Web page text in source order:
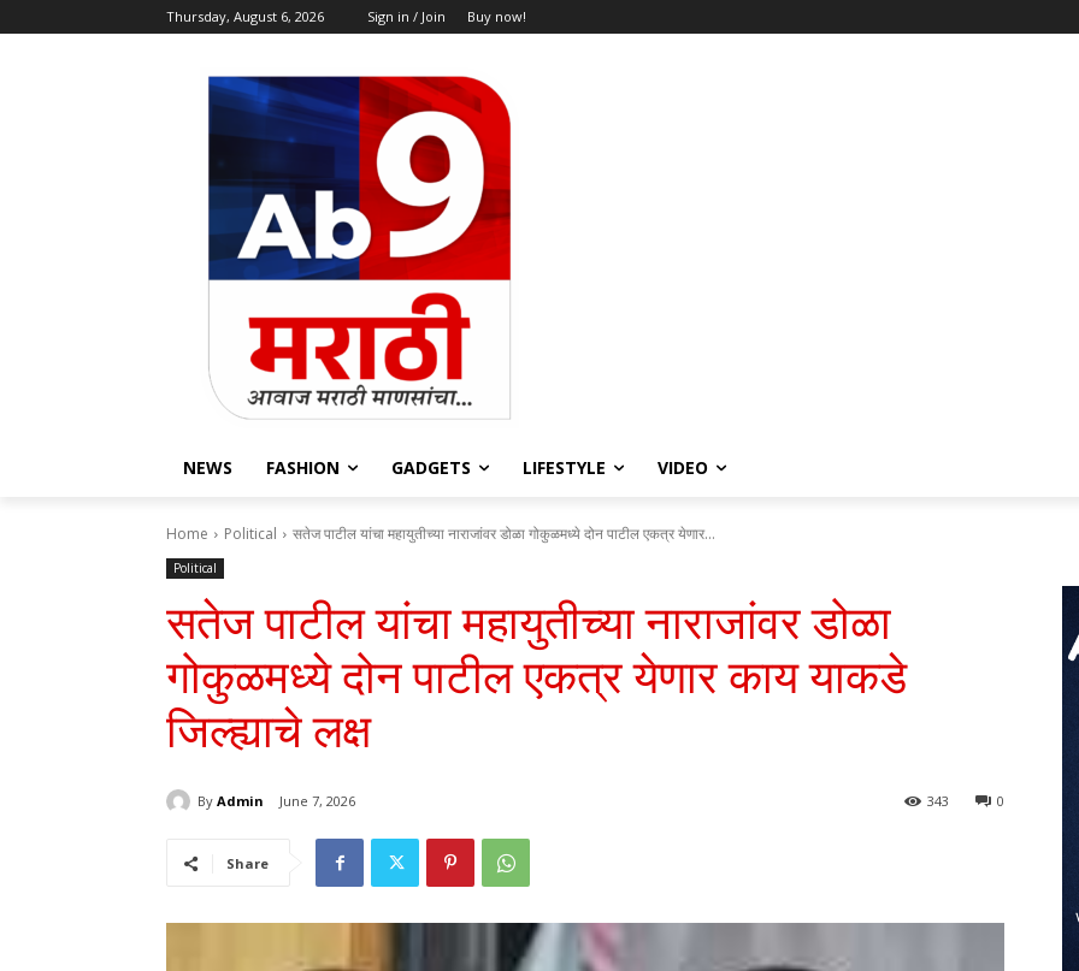
Thursday, August 6, 2026 Sign in / Join Buy now!
NEWS FASHION GADGETS LIFESTYLE VIDEO
Home Political सतेज पाटील यांचा महायुतीच्या नाराजांवर डोळा गोकुळमध्ये दोन पाटील एकत्र येणार...
Political
सतेज पाटील यांचा महायुतीच्या नाराजांवर डोळा
गोकुळमध्ये दोन पाटील एकत्र येणार काय याकडे
जिल्ह्याचे लक्ष
By Admin June 7, 2026 0
343
Share